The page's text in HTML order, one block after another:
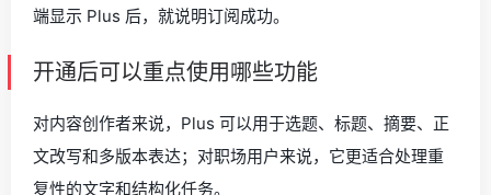
端显示 Plus 后，就说明订阅成功。
开通后可以重点使用哪些功能
对内容创作者来说，Plus 可以用于选题、标题、摘要、正
文改写和多版本表达；对职场用户来说，它更适合处理重
复性的文字和结构化任务。